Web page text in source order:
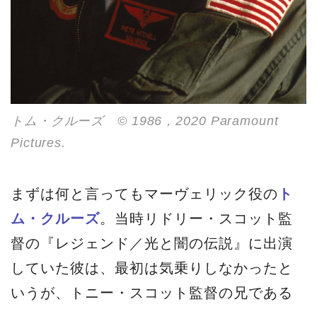
トム・クルーズ © 1986，2020 Paramount
Pictures.
まずは何と言ってもマーヴェリック役の ト
ム・クルーズ。当時リドリー・スコット監
督の『レジェンド／光と闇の伝説』に出演
していた彼は、最初は気乗りしなかったと
いうが、トニー・スコット監督の兄である